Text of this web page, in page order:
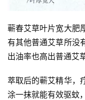
佛
教
人
物
蕲春艾草叶片宽大肥
有其他普通艾草所没
出油率也高出普通艾
萃取后的蕲艾精华，
涂一抹就能有效驱蚊